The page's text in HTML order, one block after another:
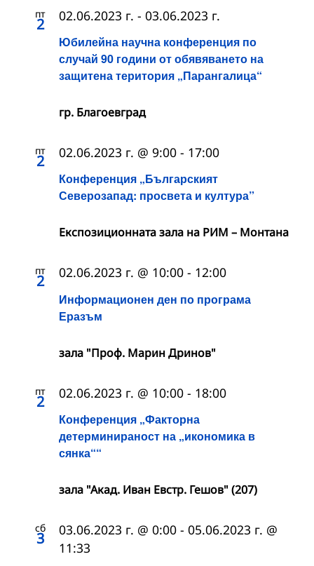
пт
2
Юбилейна научна конференция по
случай 90 години от обявяването на
защитена територия „Парангалица“
02.06.2023 г. - 03.06.2023 г.
гр. Благоевград
пт
2
Конференция „Българският
Северозапад: просвета и култура”
02.06.2023 г. @ 9:00 - 17:00
Експозиционната зала на РИМ – Монтана
пт
2
Информационен ден по програма
Еразъм
02.06.2023 г. @ 10:00 - 12:00
зала "Проф. Марин Дринов"
пт
2
Конференция „Факторна
детерминираност на „икономика в
сянка““
02.06.2023 г. @ 10:00 - 18:00
зала "Акад. Иван Евстр. Гешов" (207)
сб
3 03.06.2023 г. @ 0:00 - 05.06.2023 г. @
11:33